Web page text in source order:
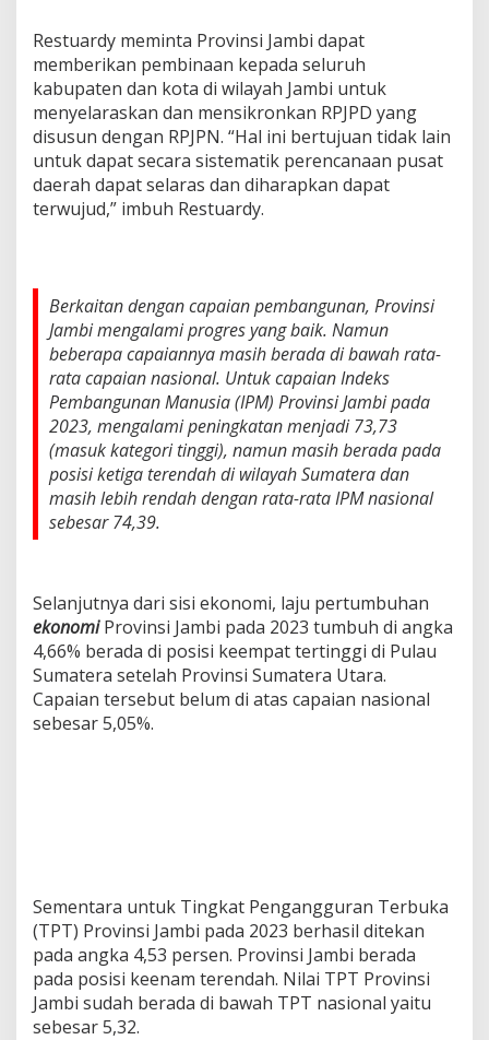
Restuardy meminta Provinsi Jambi dapat
memberikan pembinaan kepada seluruh
kabupaten dan kota di wilayah Jambi untuk
menyelaraskan dan mensikronkan RPJPD yang
disusun dengan RPJPN. “Hal ini bertujuan tidak lain
untuk dapat secara sistematik perencanaan pusat
daerah dapat selaras dan diharapkan dapat
terwujud,” imbuh Restuardy.
Berkaitan dengan capaian pembangunan, Provinsi
Jambi mengalami progres yang baik. Namun
beberapa capaiannya masih berada di bawah rata-
rata capaian nasional. Untuk capaian Indeks
Pembangunan Manusia (IPM) Provinsi Jambi pada
2023, mengalami peningkatan menjadi 73,73
(masuk kategori tinggi), namun masih berada pada
posisi ketiga terendah di wilayah Sumatera dan
masih lebih rendah dengan rata-rata IPM nasional
sebesar 74,39.
Selanjutnya dari sisi ekonomi, laju pertumbuhan
ekonomiProvinsi Jambi pada 2023 tumbuh di angka
4,66% berada di posisi keempat tertinggi di Pulau
Sumatera setelah Provinsi Sumatera Utara.
Capaian tersebut belum di atas capaian nasional
sebesar 5,05%.
Sementara untuk Tingkat Pengangguran Terbuka
(TPT) Provinsi Jambi pada 2023 berhasil ditekan
pada angka 4,53 persen. Provinsi Jambi berada
pada posisi keenam terendah. Nilai TPT Provinsi
Jambi sudah berada di bawah TPT nasional yaitu
sebesar 5,32.